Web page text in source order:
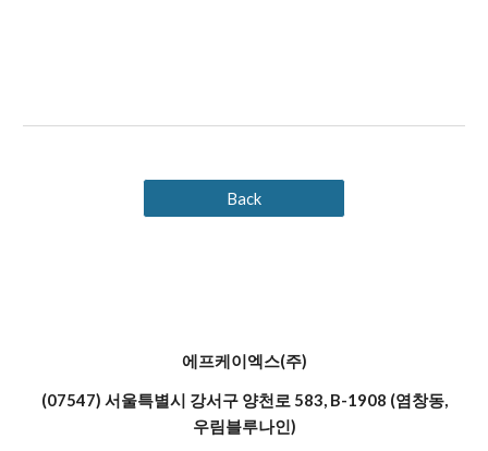
Back
에프케이엑스(주)
(07547) 서울특별시 강서구 양천로 583, B-1908 (염창동,
우림블루나인)